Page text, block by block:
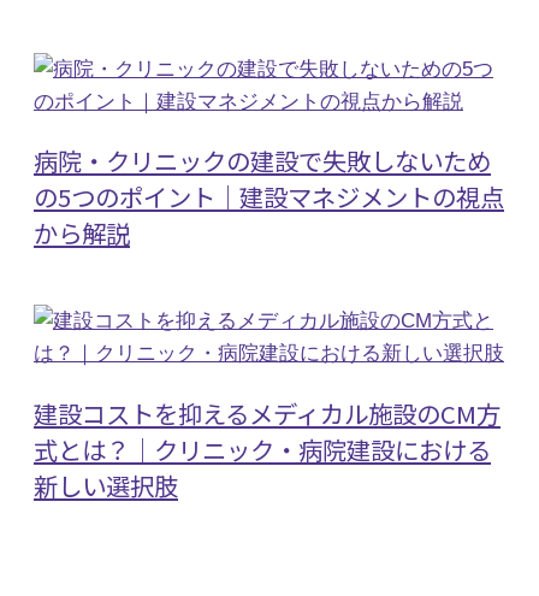
病院・クリニックの建設で失敗しないため
の5つのポイント｜建設マネジメントの視点
から解説
建設コストを抑えるメディカル施設のCM方
式とは？｜クリニック・病院建設における
新しい選択肢